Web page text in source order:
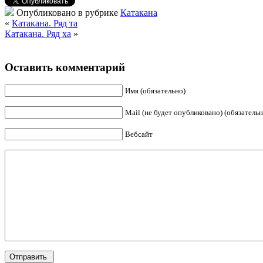
Опубликовано в рубрике Катакана
« Катакана. Ряд та
Катакана. Ряд ха »
Оставить комментарий
Имя (обязательно)
Mail (не будет опубликовано)
Вебсайт